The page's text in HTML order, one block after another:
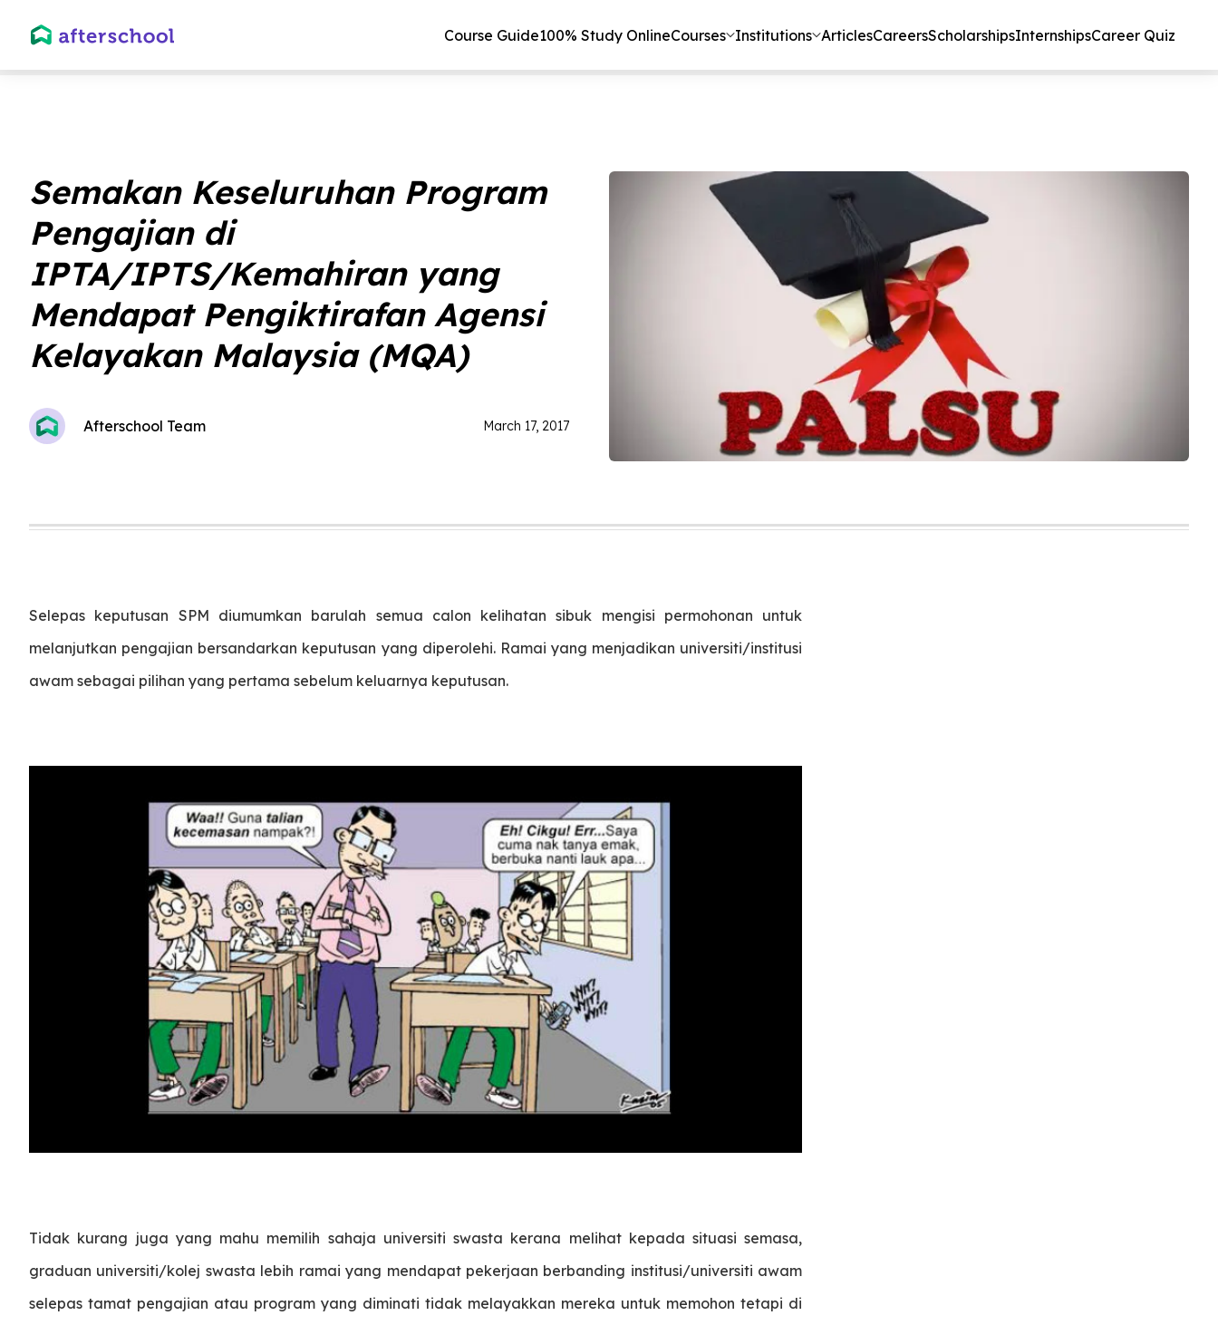
Course Guide100% Study OnlineCourses Institutions ArticlesCareersScholarshipsInternshipsCareer Quiz
Semakan Keseluruhan Program
Pengajian di
IPTA/IPTS/Kemahiran yang
Mendapat Pengiktirafan Agensi
Kelayakan Malaysia (MQA)
Afterschool Team March 17, 2017
Selepas keputusan SPM diumumkan barulah semua calon kelihatan sibuk mengisi permohonan untuk
melanjutkan pengajian bersandarkan keputusan yang diperolehi. Ramai yang menjadikan universiti/institusi
awam sebagai pilihan yang pertama sebelum keluarnya keputusan.
Tidak kurang juga yang mahu memilih sahaja universiti swasta kerana melihat kepada situasi semasa,
graduan universiti/kolej swasta lebih ramai yang mendapat pekerjaan berbanding institusi/universiti awam
selepas tamat pengajian atau program yang diminati tidak melayakkan mereka untuk memohon tetapi di